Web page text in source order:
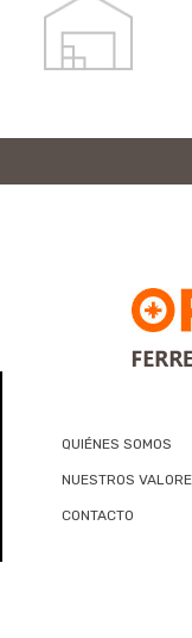
QUIÉNES SOMOS
NUESTROS
CONTACTO